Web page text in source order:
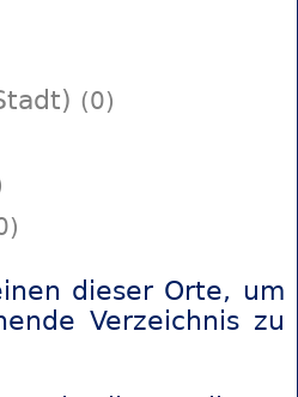
(0)
dieser Orte, um
Verzeichnis zu